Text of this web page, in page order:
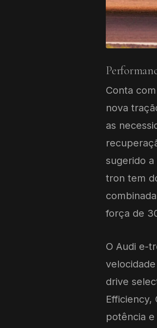
Conta
nova
as
sugerido
tron tem
força de
O Audi e-
drive
potência